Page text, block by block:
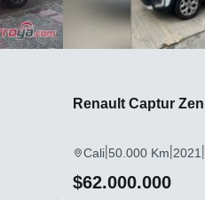
Renault Captur Zen
Cali|50.000 Km|2021 |
$62.000.000